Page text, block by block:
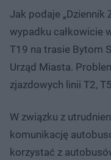
Jak podaje „Dziennik
wypadku całkowicie
T19 na trasie Bytom
Urząd Miasta.
zjazdowych linii T2,
W związku z
komunikację
korzystać z